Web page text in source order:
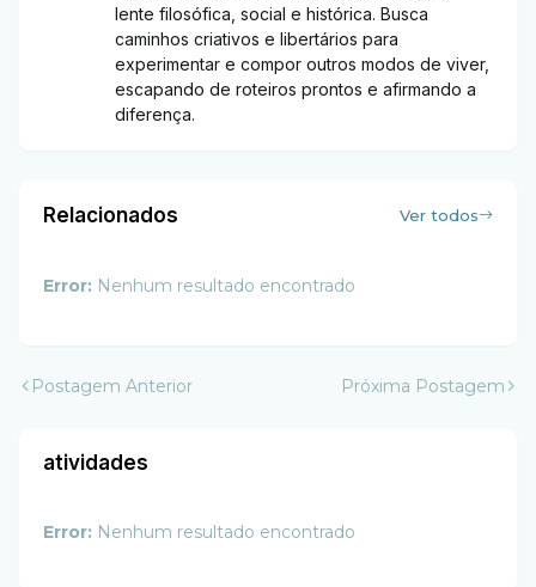
lente filosófica, social e histórica. Busca
caminhos criativos e libertários para
experimentar e compor outros modos de viver,
escapando de roteiros prontos e afirmando a
diferença.
Relacionados Ver todos
Error: Nenhum resultado encontrado
Postagem Anterior Próxima Postagem
atividades
Error: Nenhum resultado encontrado